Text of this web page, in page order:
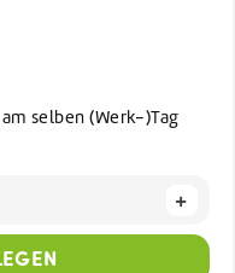
selben (Werk-)Tag
+